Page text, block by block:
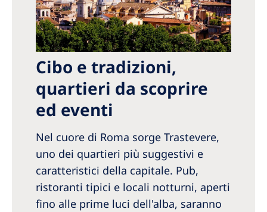
Cibo e tradizioni,
quartieri da scoprire
ed eventi
Nel cuore di Roma sorge Trastevere,
uno dei quartieri più suggestivi e
caratteristici della capitale. Pub,
ristoranti tipici e locali notturni, aperti
fino alle prime luci dell'alba, saranno